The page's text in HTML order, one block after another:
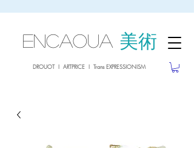
ENCAOUA 美術
DROUOT I ARTPRICE I Trans EXPRESSIONISM